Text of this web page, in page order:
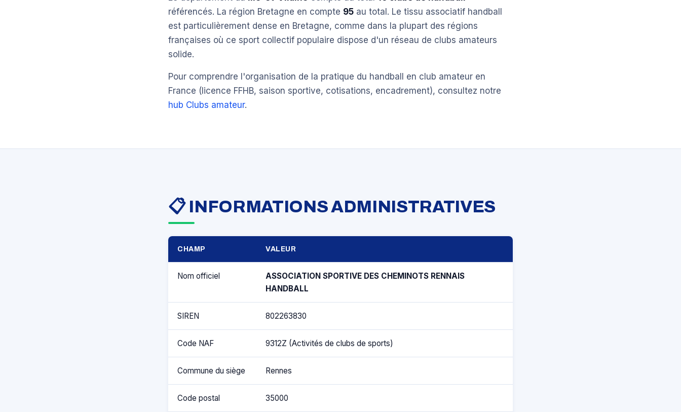
référencés. La région Bretagne en compte 95 au total. Le tissu associatif handball
est particulièrement dense en Bretagne, comme dans la plupart des régions
françaises où ce sport collectif populaire dispose d'un réseau de clubs amateurs
solide.
Pour comprendre l'organisation de la pratique du handball en club amateur en
France (licence FFHB, saison sportive, cotisations, encadrement), consultez notre
hub Clubs amateur.
📋 INFORMATIONS ADMINISTRATIVES
CHAMP VALEUR
Nom officiel
ASSOCIATION SPORTIVE DES CHEMINOTS RENNAIS
HANDBALL
SIREN 802263830
Code NAF 9312Z (Activités de clubs de sports)
Commune du siège Rennes
Code postal 35000